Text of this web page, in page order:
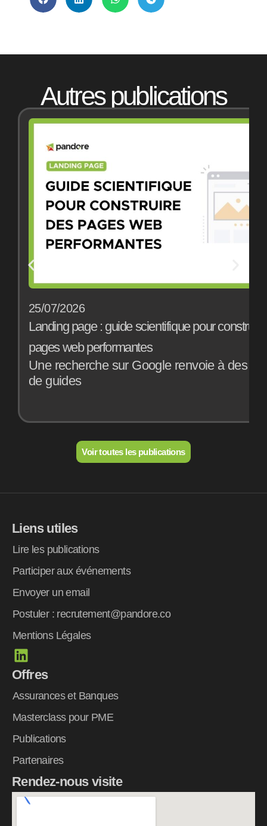
Autres publications
25/07/2026
Landing page : guide scientifique pour
pages web performantes
Une recherche sur Google renvoie à des
de guides
Voir toutes les publications
Liens utiles
Lire les publications
Participer aux événements
Envoyer un email
Postuler : recrutement@pandore.co
Mentions Légales
L
i
n
k
e
i
n
Offres
Assurances et Banques
Masterclass pour PME
Publications
Partenaires
Rendez-nous visite